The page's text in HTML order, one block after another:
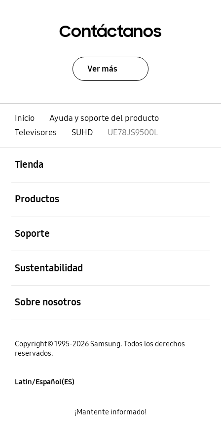
Contáctanos
Ver más
Inicio
Ayuda y soporte del producto
Televisores
SUHD UE78JS9500L
Tienda
Productos
Soporte
Sustentabilidad
Sobre nosotros
Copyright© 1995-2026 Samsung. Todos los derechos
reservados.
Latin/Español(ES)
¡Mantente informado!